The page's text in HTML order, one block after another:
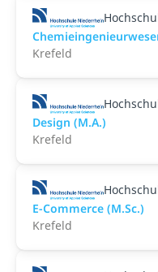
Krefeld
Design (M.A.)
Krefeld
E-Commerce (M.Sc.)
Krefeld